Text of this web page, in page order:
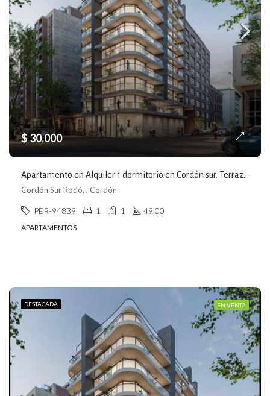
$ 30.000
Apartamento en Alquiler 1 dormitorio en Cordón sur. Terraza, Parrillero. Divino
Cordón Sur Rodó, , Cordón
PER-94839 1 1 49.00
APARTAMENTOS
DESTACADA EN VENTA